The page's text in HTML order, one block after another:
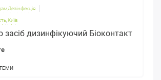
Дезінфекція
, Київ
дизинфікуючий Біоконтакт